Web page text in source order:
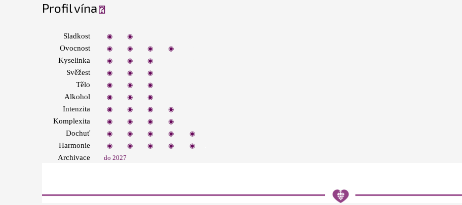
Profil vína⍰
Sladkost ◉ ◉
Ovocnost ◉ ◉ ◉ ◉
Kyselinka ◉ ◉ ◉
Svěžest ◉ ◉ ◉
Tělo ◉ ◉ ◉
Alkohol ◉ ◉ ◉
Intenzita ◉ ◉ ◉ ◉
Komplexita ◉ ◉ ◉ ◉
Dochuť ◉ ◉ ◉ ◉ ◉
Harmonie ◉ ◉ ◉ ◉ ◉
Archivace do 2027